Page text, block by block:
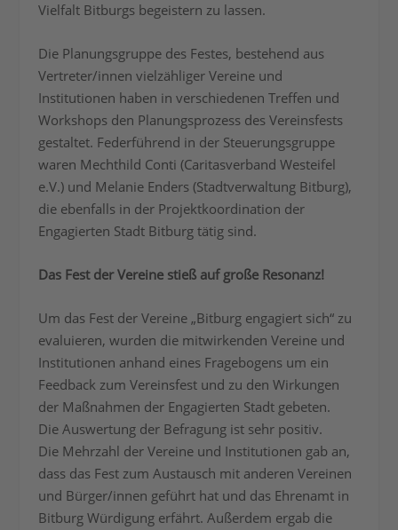
Vielfalt Bitburgs begeistern zu lassen.
Die Planungsgruppe des Festes, bestehend aus
Vertreter/innen vielzähliger Vereine und
Institutionen haben in verschiedenen Treffen und
Workshops den Planungsprozess des Vereinsfests
gestaltet. Federführend in der Steuerungsgruppe
waren Mechthild Conti (Caritasverband Westeifel
e.V.) und Melanie Enders (Stadtverwaltung Bitburg),
die ebenfalls in der Projektkoordination der
Engagierten Stadt Bitburg tätig sind.
Das Fest der Vereine stieß auf große Resonanz!
Um das Fest der Vereine „Bitburg engagiert sich“ zu
evaluieren, wurden die mitwirkenden Vereine und
Institutionen anhand eines Fragebogens um ein
Feedback zum Vereinsfest und zu den Wirkungen
der Maßnahmen der Engagierten Stadt gebeten.
Die Auswertung der Befragung ist sehr positiv.
Die Mehrzahl der Vereine und Institutionen gab an,
dass das Fest zum Austausch mit anderen Vereinen
und Bürger/innen geführt hat und das Ehrenamt in
Bitburg Würdigung erfährt. Außerdem ergab die